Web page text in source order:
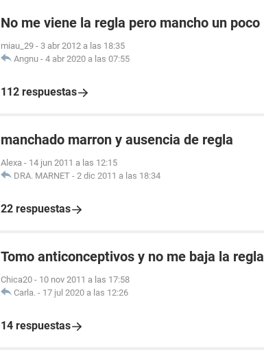
No me viene la regla pero mancho un poco
miau_29 - 3 abr 2012 a las 18:35
Angnu - 4 abr 2020 a las 07:55
112 respuestas
manchado marron y ausencia de regla
Alexa - 14 jun 2011 a las 12:15
DRA. MARNET - 2 dic 2011 a las 18:34
22 respuestas
Tomo anticonceptivos y no me baja la regla
Chica20 - 10 nov 2011 a las 17:58
Carla. - 17 jul 2020 a las 12:26
14 respuestas